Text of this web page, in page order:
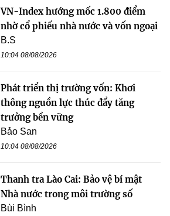
VN-Index hướng mốc 1.800 điểm
nhờ cổ phiếu nhà nước và vốn ngoại
B.S
10:04 08/08/2026
Phát triển thị trường vốn: Khơi
thông nguồn lực thúc đẩy tăng
trưởng bền vững
Bảo San
10:04 08/08/2026
Thanh tra Lào Cai: Bảo vệ bí mật
Nhà nước trong môi trường số
Bùi Bình